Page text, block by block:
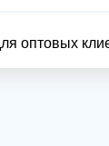
оптовых